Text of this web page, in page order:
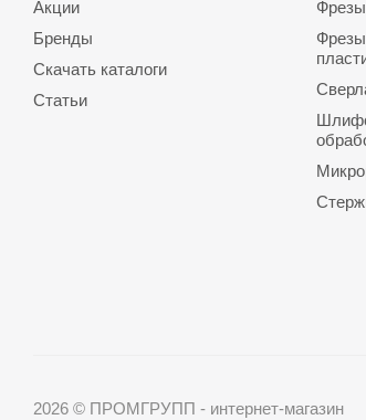
Акции
Бренды
Скачать каталоги
Статьи
2026 © ПРОМГРУПП - интернет-магазин